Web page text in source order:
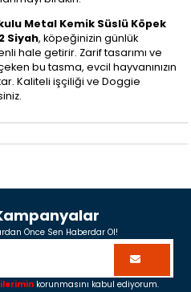
Metal Kemik Süslü Köpek
Siyah, köpeğinizin günlük
hale getirir. Zarif tasarımı ve
bu tasma, evcil hayvanınızın
Kaliteli işçiliği ve Doggie
Önce Sen Haberdar Ol!
korunmasını kabul ediyorum.